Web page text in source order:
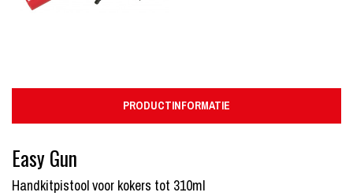
PRODUCTINFORMATIE
Easy Gun
Handkitpistool voor kokers tot 310ml